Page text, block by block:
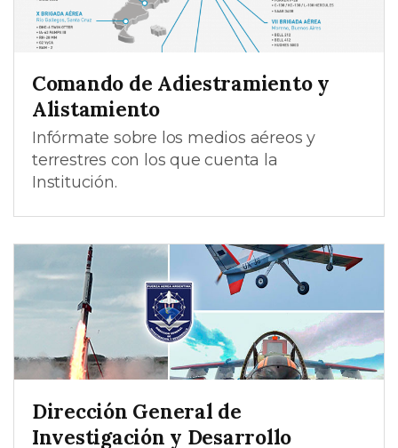
Comando de Adiestramiento y
Alistamiento
Infórmate sobre los medios aéreos y
terrestres con los que cuenta la
Institución.
Dirección General de
Investigación y Desarrollo